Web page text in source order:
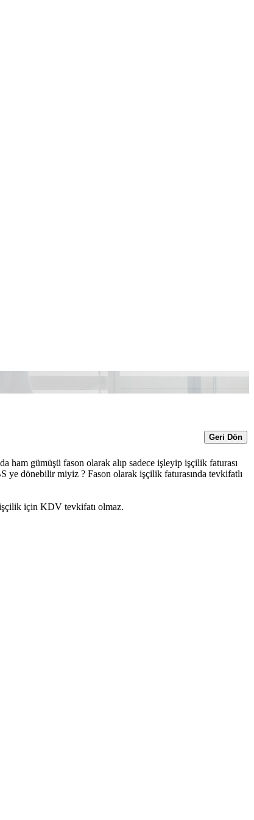
Geri Dön
ham gümüşü fason olarak alıp sadece işleyip işçilik faturası
ye dönebilir miyiz ? Fason olarak işçilik faturasında tevkifatlı
işçilik için KDV tevkifatı olmaz.